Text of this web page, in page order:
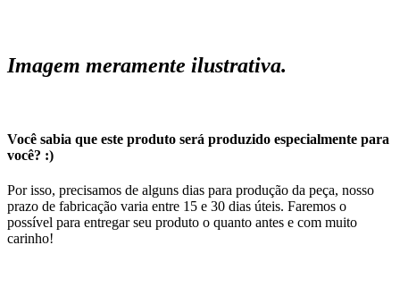
Imagem meramente ilustrativa.
Você sabia que este produto será produzido especialmente para
você? :)
Por isso, precisamos de alguns dias para produção da peça, nosso
prazo de fabricação varia entre 15 e 30 dias úteis. Faremos o
possível para entregar seu produto o quanto antes e com muito
carinho!